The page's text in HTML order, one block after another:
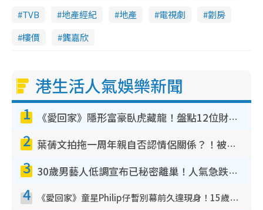
TVB
地產經紀 地產 電視劇
劏房
樓價
龔嘉欣
港生活人氣娛樂新聞
1 《愛回家》隱形富豪臥虎藏龍！盤點12位財氣逼人的有錢藝人：呢位靚女3億身家唔憂做
2 葉蒨文拍拖一周年親自否認情侶關係？！被質疑感情造假竟稱GM「普通同事」
3 30歲男藝人低調宣布已秘密離巢！人氣急跌變失蹤人口︰「這幾年過得並不容易」
4 《愛回家》童星Philip仔暫別幕前久違現身！15歲近況暴風長高蛻變帥氣少男